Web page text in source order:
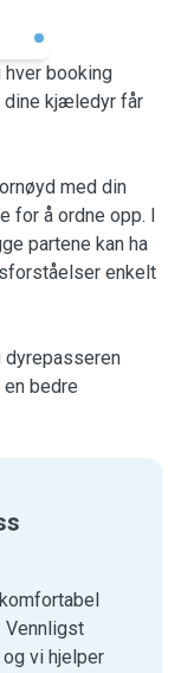
hver booking
dine kjæledyr får
med din
for å ordne opp. I
partene kan ha
enkelt
dyrepasseren
bedre
Vennligst
vi hjelper